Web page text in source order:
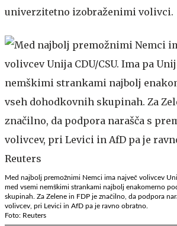
univerzitetno izobraženimi volivci.
Med najbolj premožnimi Nemci ima največ volivcev
med vsemi nemškimi strankami najbolj enakomerno
skupinah. Za Zelene in FDP je značilno, da podpora
volivcev, pri Levici in AfD pa je ravno obratno.
Foto: Reuters